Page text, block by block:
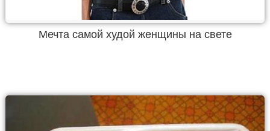
Мечта самой худой женщины на свете